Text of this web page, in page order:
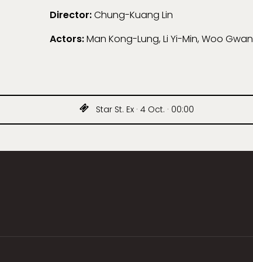
Director:Chung-Kuang Lin
Actors:Man Kong-Lung, Li Yi-Min, Woo Gwan
Star St. Ex · 4 Oct. · 00:00